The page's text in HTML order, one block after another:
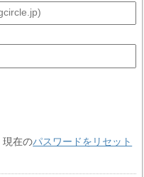
現在のパスワードをリセット